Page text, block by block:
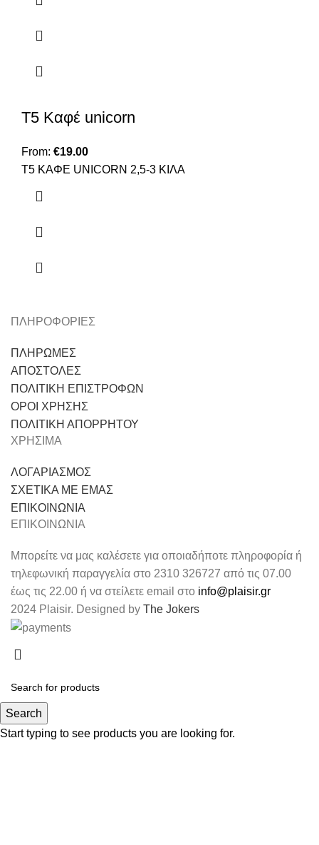
Τ5 Καφέ unicorn
From: €19.00
Τ5 ΚΑΦΕ UNICORN 2,5-3 ΚΙΛΑ
ΠΛΗΡΟΦΟΡΙΕΣ
ΠΛΗΡΩΜΕΣ
ΑΠΟΣΤΟΛΕΣ
ΠΟΛΙΤΙΚΗ ΕΠΙΣΤΡΟΦΩΝ
ΟΡΟΙ ΧΡΗΣΗΣ
ΠΟΛΙΤΙΚΗ ΑΠΟΡΡΗΤΟΥ
ΧΡΗΣΙΜΑ
ΛΟΓΑΡΙΑΣΜΟΣ
ΣΧΕΤΙΚΑ ΜΕ ΕΜΑΣ
ΕΠΙΚΟΙΝΩΝΙΑ
ΕΠΙΚΟΙΝΩΝΙΑ
Μπορείτε να μας καλέσετε για οποιαδήποτε πληροφορία ή
τηλεφωνική παραγγελία στο 2310 326727 από τις 07.00
έως τις 22.00 ή να στείλετε email στο info@plaisir.gr
2024 Plaisir. Designed by The Jokers
Search
Start typing to see products you are looking for.